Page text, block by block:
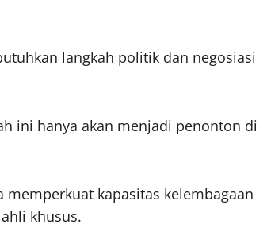
langkah politik dan negosiasi
ini hanya akan menjadi penonton di
memperkuat kapasitas kelembagaan
khusus.